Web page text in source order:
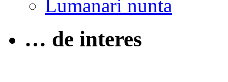
Lumanari nunta
… de interes